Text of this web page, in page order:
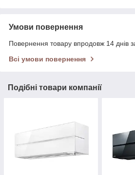
Умови повернення
Повернення товару впродовж 14 днів
Всі умови повернення
Подібні товари компанії